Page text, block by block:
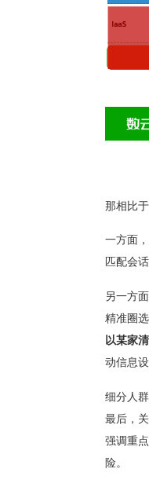
那相比
一方面
匹配会
另一方
精准圈
以某家
动信息
细分人群
最后，
强调重
险。